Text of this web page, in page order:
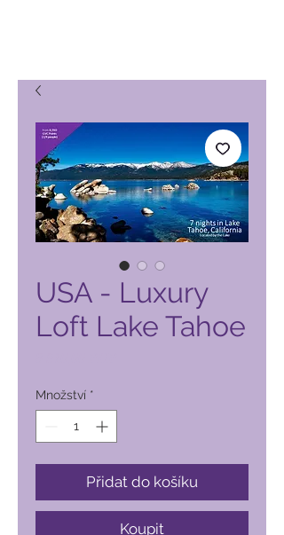
USA - Luxury
Loft Lake Tahoe
Množství *
Přidat do košíku
Koupit